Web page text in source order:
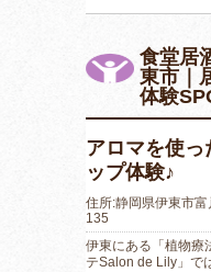
食堂居
東市｜
体験
アロマを使っ
ップ体験♪
住所:静岡県伊東市
135
伊東にある「植物療
テSalon de Lily」で